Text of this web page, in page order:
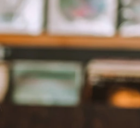
HERZAUSSCHNITT
SCHULTERFREI
V-AUSSCHNITT
MERKMALE
ÄRMELN
GLITZER
KEYHOLE
RÜCKENFREI